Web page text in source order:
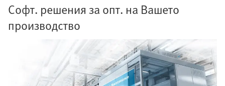
Софт. решения за опт. на Вашето
производство